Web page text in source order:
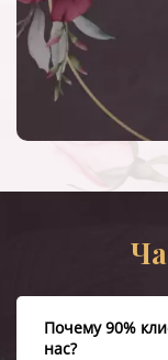
Почему 90%
нас?